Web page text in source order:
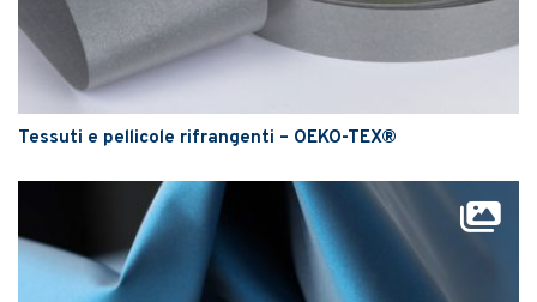
Tessuti e pellicole rifrangenti – OEKO-TEX®